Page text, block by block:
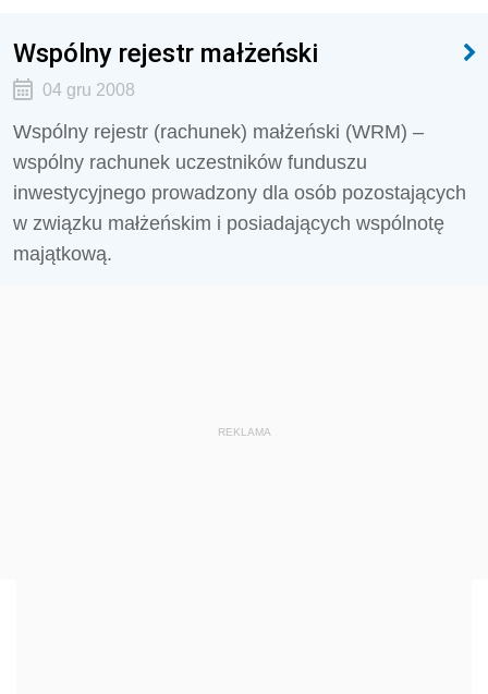
Wspólny rejestr małżeński
04 gru 2008
Wspólny rejestr (rachunek) małżeński (WRM) –
wspólny rachunek uczestników funduszu
inwestycyjnego prowadzony dla osób pozostających
w związku małżeńskim i posiadających wspólnotę
majątkową.
REKLAMA